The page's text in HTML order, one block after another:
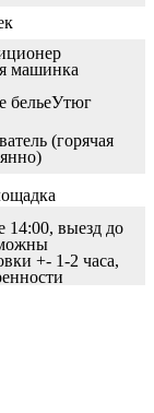
машинка
бельеУтюг
(горячая
14:00, выезд до
+- 1-2 часа,